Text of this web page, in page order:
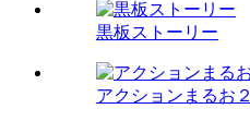
黒板ストーリー
アクションまるお２